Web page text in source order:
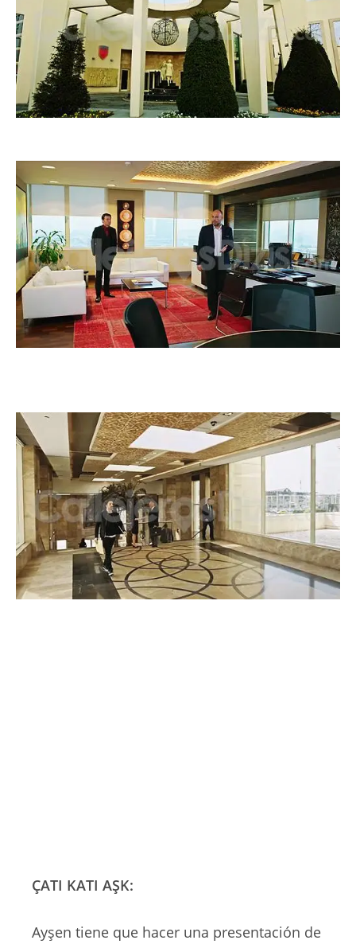
ÇATI KATI AŞK:
Ayşen tiene que hacer una presentación de